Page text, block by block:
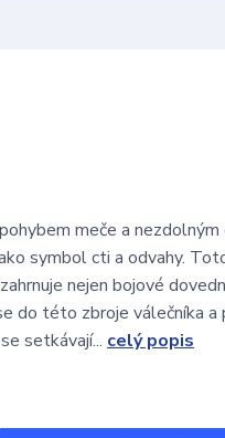
meče a nezdolným
symbol cti a odvahy.
nejen bojové
do této zbroje válečníka
setkávají... celý popis